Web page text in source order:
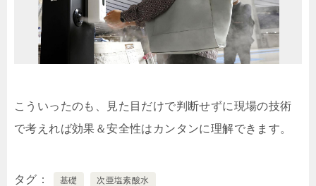
こういったのも、見た目だけで判断せずに現場の技術
で考えれば効果＆安全性はカンタンに理解できます。
タグ 基礎 次亜塩素酸水